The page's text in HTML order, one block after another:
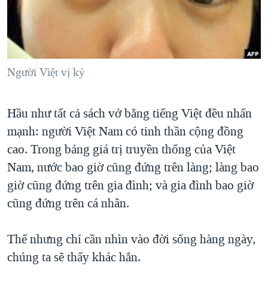
"Tìm"
NGƯỜI VIỆT HẢI NGOẠI
KINH TẾ
KHOA HỌC
VĂN HOÁ
GIÁO DỤC
MỘT NĂM CHIẾN TRANH TẠI DẢI GAZA
GIẢI MÃ VÀNH ĐAI & CON ĐƯỜNG
TRỊNH VĨNH BÌNH - NGƯỜI HẠ 'BÊN THẮNG CUỘC'
GROUND ZERO – XƯA VÀ NAY
CHI PHÍ CHIẾN TRANH AFGHANISTAN
CÁC GIÁ TRỊ CỘNG HÒA Ở VIỆT NAM
THƯỢNG ĐỈNH TRUMP-KIM TẠI VIỆT NAM
NGƯ DÂN VIỆT VÀ LÀN SÓNG TRỘM HẢI SÂM
BÊN KIA QUỐC LỘ: TIẾNG VỌNG TỪ NÔNG THÔN MỸ
VIDEO
NGHE
MẠNG XÃ HỘI
Ngôn ngữ khác
Người Việt vị kỷ
Hầu như tất cả sách vở bằng tiếng Việt đều nhấn
mạnh: người Việt Nam có tinh thần cộng đồng
cao. Trong bảng giá trị truyền thống của Việt
Nam, nước bao giờ cũng đứng trên làng; làng bao
giờ cũng đứng trên gia đình; và gia đình bao giờ
cũng đứng trên cá nhân.
Thế nhưng chỉ cần nhìn vào đời sống hàng ngày,
chúng ta sẽ thấy khác hẳn.